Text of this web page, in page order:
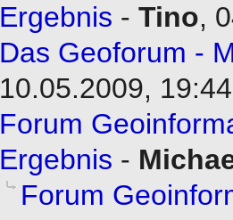
Ergebnis - Tino,
Das Geoforum -
10.05.2009, 19:44
Forum
Ergebnis -
Forum